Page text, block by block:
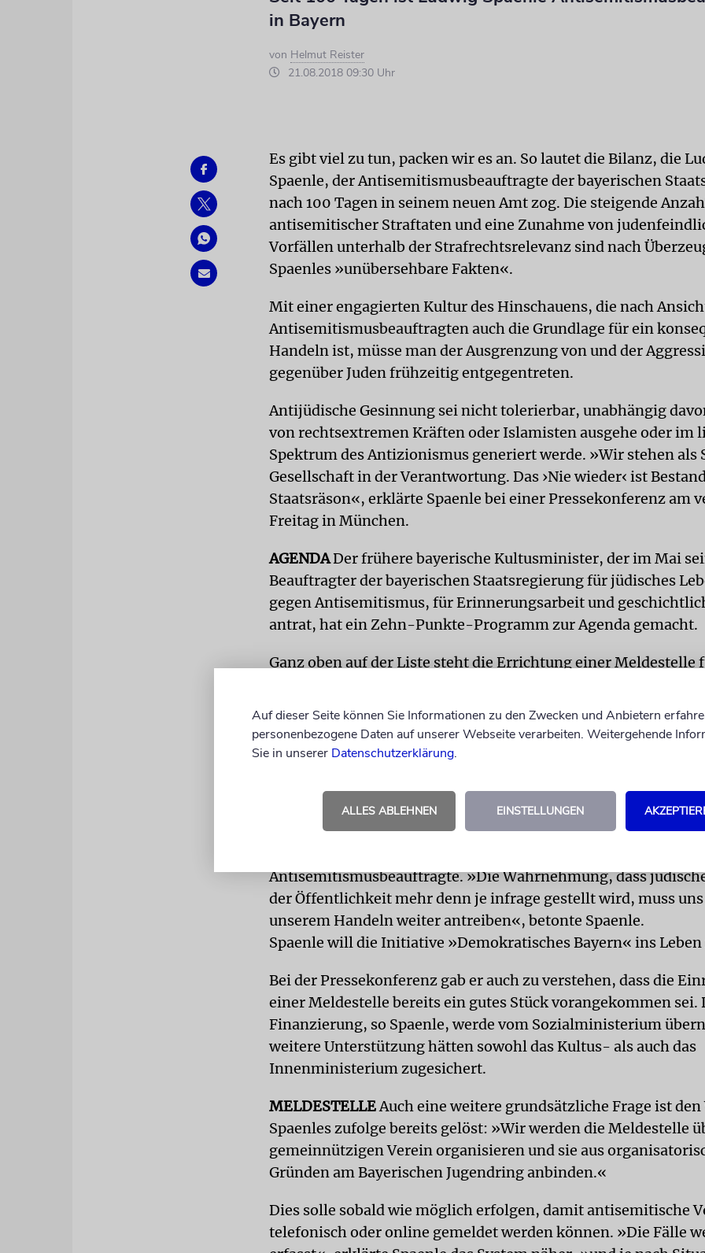
in Bayern
von Helmut Reister
21.08.2018 09:30 Uhr
Es gibt viel zu tun, packen wir es an. So lautet die Bilanz, die
Spaenle, der Antisemitismus­beauftragte der bayerischen
nach 100 Tagen in seinem neuen Amt zog. Die steigende
antisemitischer Straftaten und eine Zunahme von
Vorfällen unterhalb der Strafrechtsrelevanz sind nach
Spaenles »unübersehbare Fakten«.
Mit einer engagierten Kultur des Hinschauens, die nach
Antisemitismusbeauftragten auch die Grundlage für ein
Handeln ist, müsse man der Ausgrenzung von und der
gegenüber Juden frühzeitig entgegentreten.
Antijüdische Gesinnung sei nicht tolerierbar, unabhängig
von rechtsextremen Kräften oder Islamisten ausgehe oder im
Spektrum des Antizionismus generiert werde. »Wir stehen als
Gesellschaft in der Verantwortung. Das ›Nie wieder‹ ist
Staatsräson«, erklärte Spaenle bei einer Pressekonferenz am
Freitag in München.
AGENDADer frühere bayerische Kultusminister, der im Mai
Beauftragter der bayerischen Staatsregierung für jüdisches
gegen Antisemitismus, für Erinnerungsarbeit und
antrat, hat ein Zehn-Punkte-Programm zur Agenda gemacht.
Ganz oben auf der Liste steht die Errichtung einer Meldestelle
Besuch der Israelitischen Kultusgemeinde (IKG) näher
damit bei der IKG-Präsidentin und den Mitgliedern des
hohes Maß an Zustimmung gestoßen.
Charlotte Knobloch hatte bei dieser Gelegenheit auch auf die
Grenzen zwischen Antisemitismus und Israelhass
Bewegung, so die IKG-Präsidentin, sei dafür ein besonders
Antisemitismusbeauftragte. »Die Wahrnehmung, dass
der Öffentlichkeit mehr denn je infrage gestellt wird, muss
unserem Handeln weiter antreiben«, betonte Spaenle.
Spaenle will die Initiative »Demokratisches Bayern« ins
Bei der Pressekonferenz gab er auch zu verstehen, dass die
einer Meldestelle bereits ein gutes Stück vorangekommen sei.
Finanzierung, so Spaenle, werde vom Sozialministerium
weitere Unterstützung hätten sowohl das Kultus- als auch das
Innenministerium zugesichert.
MELDESTELLEAuch eine weitere grundsätzliche Frage ist
Spaenles zufolge bereits gelöst: »Wir werden die Meldestelle
gemeinnützigen Verein organisieren und sie aus
Gründen am Bayerischen Jugendring anbinden.«
Dies solle sobald wie möglich erfolgen, damit antisemitische
telefonisch oder online gemeldet werden können. »Die Fälle
Auf dieser Seite können Sie Informationen zu den Zwecken und Anbietern
personenbezogene Daten auf unserer Webseite verarbeiten. Weitergehende
Sie in unserer Datenschutzerklärung.
ALLES ABLEHNEN EINSTELLUNGEN